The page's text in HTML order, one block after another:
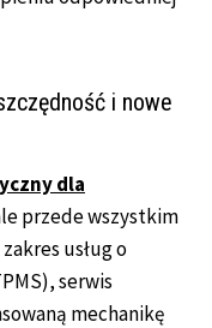
i nowe
dla
przede wszystkim
usług o
serwis
mechanikę